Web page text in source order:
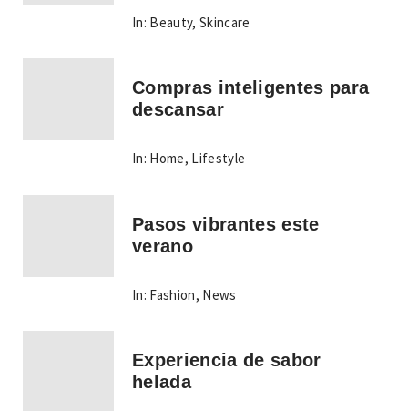
In: Beauty,Skincare
Compras inteligentes para
descansar
In: Home, Lifestyle
Pasos vibrantes este
verano
In: Fashion, News
Experiencia de sabor
helada